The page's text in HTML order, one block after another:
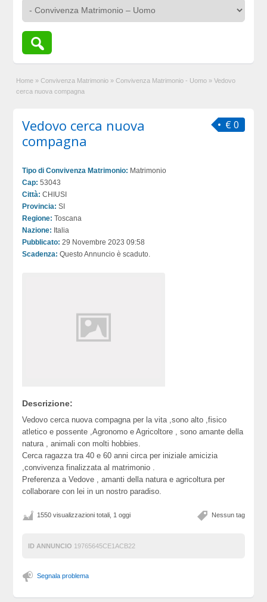
Home » Convivenza Matrimonio » Convivenza Matrimonio - Uomo » Vedovo
cerca nuova compagna
€ 0
Vedovo cerca nuova
compagna
Tipo di Convivenza Matrimonio: Matrimonio
Cap: 53043
Città: CHIUSI
Provincia: SI
Regione: Toscana
Nazione: Italia
Pubblicato: 29 Novembre 2023 09:58
Scadenza: Questo Annuncio è scaduto.
Descrizione:
Vedovo cerca nuova compagna per la vita ,sono alto ,fisico
atletico e possente ,Agronomo e Agricoltore , sono amante della
natura , animali con molti hobbies.
Cerca ragazza tra 40 e 60 anni circa per iniziale amicizia
,convivenza finalizzata al matrimonio .
Preferenza a Vedove , amanti della natura e agricoltura per
collaborare con lei in un nostro paradiso.
Nessun tag
1550 visualizzazioni totali, 1 oggi
ID ANNUNCIO 19765645CE1ACB22
Segnala problema